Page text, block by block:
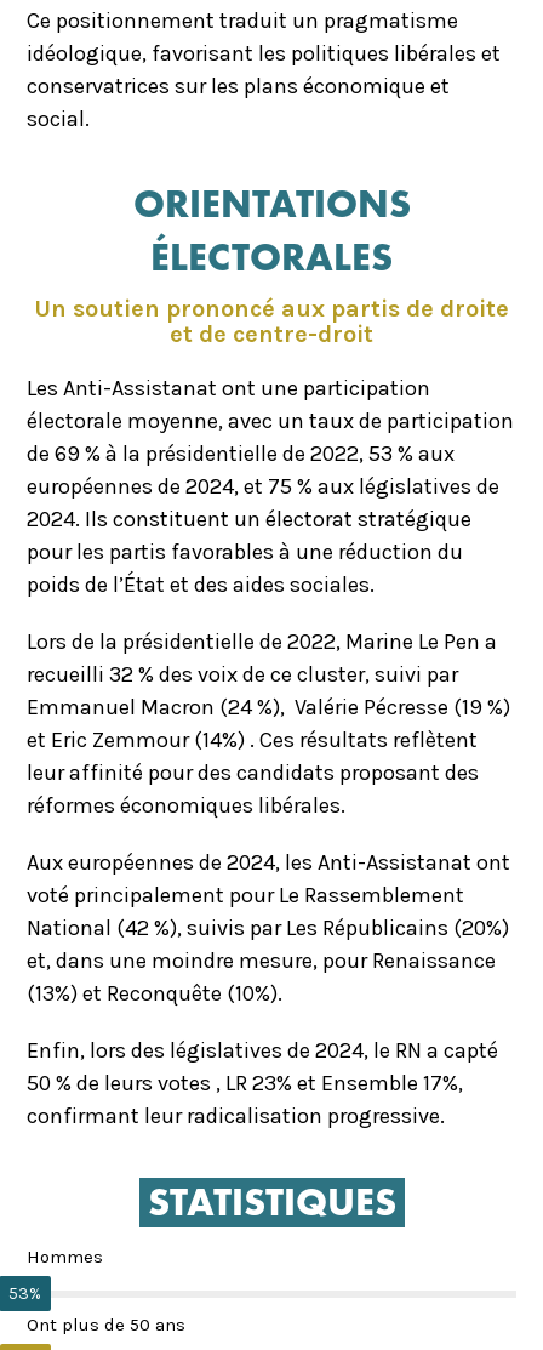
Ce positionnement traduit un pragmatisme
idéologique, favorisant les politiques libérales et
conservatrices sur les plans économique et
social.
ORIENTATIONS
ÉLECTORALES
Un soutien prononcé aux partis de droite
et de centre-droit
Les Anti-Assistanat ont une participation
électorale moyenne, avec un taux de participation
de 69 % à la présidentielle de 2022, 53 % aux
européennes de 2024, et 75 % aux législatives de
2024. Ils constituent un électorat stratégique
pour les partis favorables à une réduction du
poids de l’État et des aides sociales.
Lors de la présidentielle de 2022, Marine Le Pen a
recueilli 32 % des voix de ce cluster, suivi par
Emmanuel Macron (24 %), Valérie Pécresse (19 %)
et Eric Zemmour (14%) . Ces résultats reflètent
leur affinité pour des candidats proposant des
réformes économiques libérales.
Aux européennes de 2024, les Anti-Assistanat ont
voté principalement pour Le Rassemblement
National (42 %), suivis par Les Républicains (20%)
et, dans une moindre mesure, pour Renaissance
(13%) et Reconquête (10%).
Enfin, lors des législatives de 2024, le RN a capté
50 % de leurs votes , LR 23% et Ensemble 17%,
confirmant leur radicalisation progressive.
STATISTIQUES
53%
Hommes
Ont plus de 50 ans